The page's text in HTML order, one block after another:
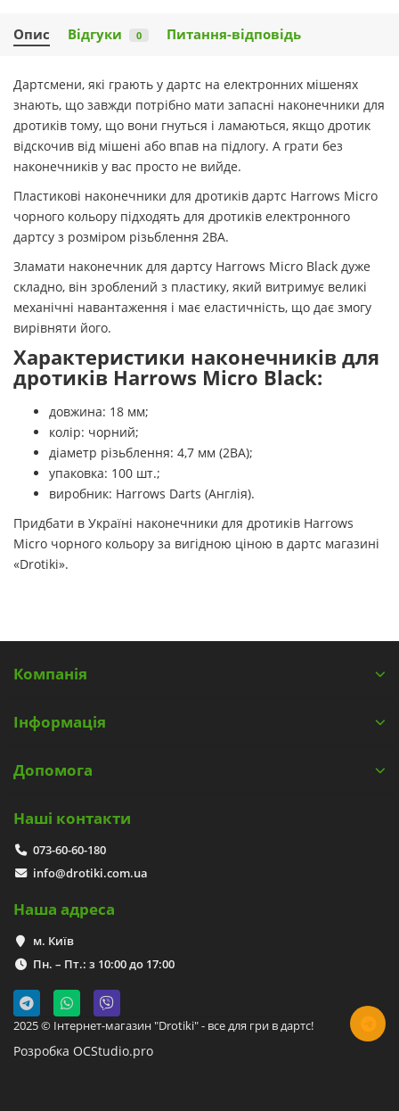
Опис Відгуки 0 Питання-відповідь
Дартсмени, які грають у дартс на електронних мішенях
знають, що завжди потрібно мати запасні наконечники для
дротиків тому, що вони гнуться і ламаються, якщо дротик
відскочив від мішені або впав на підлогу. А грати без
наконечників у вас просто не вийде.
Пластикові наконечники для дротиків дартс Harrows Micro
чорного кольору підходять для дротиків електронного
дартсу з розміром різьблення 2BA.
Зламати наконечник для дартсу Harrows Micro Black дуже
складно, він зроблений з пластику, який витримує великі
механічні навантаження і має еластичність, що дає змогу
вирівняти його.
Характеристики наконечників для
дротиків Harrows Micro Black:
довжина: 18 мм;
колір: чорний;
діаметр різьблення: 4,7 мм (2BA);
упаковка: 100 шт.;
виробник: Harrows Darts (Англія).
Придбати в Україні наконечники для дротиків Harrows
Micro чорного кольору за вигідною ціною в дартс магазині
«Drotiki».
Компанія
Інформація
Допомога
Наші контакти
073-60-60-180
info@drotiki.com.ua
Наша адреса
м. Київ
Пн. – Пт.: з 10:00 до 17:00
2025 © Інтернет-магазин "Drotiki" - все для гри в дартс!
Розробка OCStudio.pro